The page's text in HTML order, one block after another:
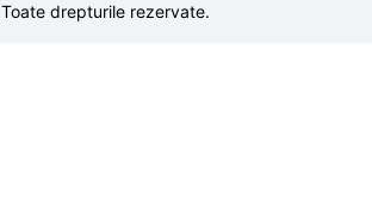
Toate drepturile rezervate.